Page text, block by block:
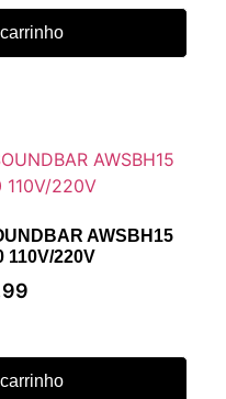
AWSBH15
110V/220V